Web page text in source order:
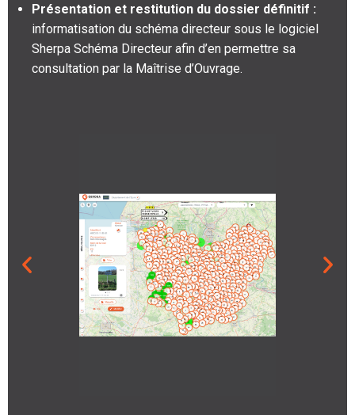
Présentation et restitution du dossier définitif :
informatisation du schéma directeur sous le logiciel
Sherpa Schéma Directeur afin d’en permettre sa
consultation par la Maîtrise d’Ouvrage.